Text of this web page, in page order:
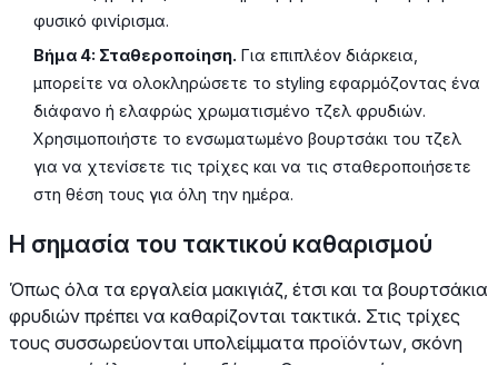
φυσικό φινίρισμα.
Βήμα 4: Σταθεροποίηση. Για επιπλέον διάρκεια,
μπορείτε να ολοκληρώσετε το styling εφαρμόζοντας ένα
διάφανο ή ελαφρώς χρωματισμένο τζελ φρυδιών.
Χρησιμοποιήστε το ενσωματωμένο βουρτσάκι του τζελ
για να χτενίσετε τις τρίχες και να τις σταθεροποιήσετε
στη θέση τους για όλη την ημέρα.
Η σημασία του τακτικού καθαρισμού
Όπως όλα τα εργαλεία μακιγιάζ, έτσι και τα βουρτσάκια
φρυδιών πρέπει να καθαρίζονται τακτικά. Στις τρίχες
τους συσσωρεύονται υπολείμματα προϊόντων, σκόνη